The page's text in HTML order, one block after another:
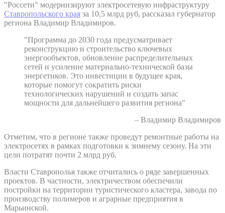
"Россети" модернизируют электросетевую инфраструктуру
Ставропольского края за 10,5 млрд руб, рассказал губернатор
региона Владимир Владимиров.
"Программа до 2030 года предусматривает
реконструкцию и строительство ключевых
энергообъектов, обновление распределительных
сетей и усиление материально-технической базы
энергетиков. Это инвестиции в будущее края,
которые помогут сократить риски
технологических нарушений и создать запас
мощности для дальнейшего развития региона"
– Владимир Владимиров
Отметим, что в регионе также проведут ремонтные работы на
электросетях в рамках подготовки к зимнему сезону. На эти
цели потратят почти 2 млрд руб.
Власти Ставрополья также отчитались о ряде завершенных
проектов. В частности, электричеством обеспечили
постройки на территории туристического кластера, завода по
производству полимеров и аграрные предприятия в
Марьинской.